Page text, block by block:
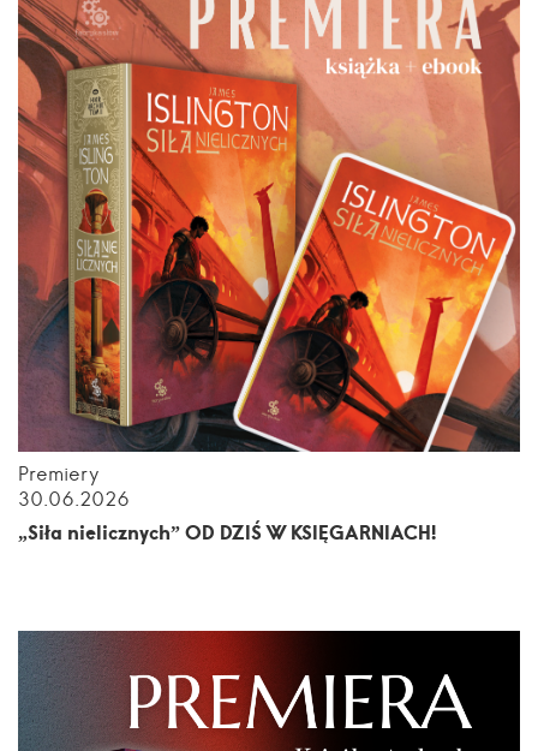
Premiery
30.06.2026
„Siła nielicznych” OD DZIŚ W KSIĘGARNIACH!